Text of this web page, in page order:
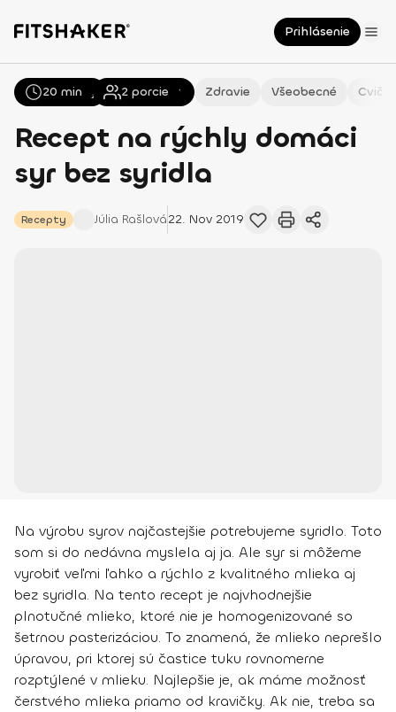
Prihlásenie
Všetky Recepty Zdravie Všeobecné
Recept na rýchly domáci
syr bez syridla
Recepty Júlia Rašlová22. Nov 2019
20 min 2 porcie
Na výrobu syrov najčastejšie potrebujeme syridlo. Toto
som si do nedávna myslela aj ja. Ale syr si môžeme
vyrobiť veľmi ľahko a rýchlo z kvalitného mlieka aj
bez syridla. Na tento recept je najvhodnejšie
plnotučné mlieko, ktoré nie je homogenizované so
šetrnou pasterizáciou. To znamená, že mlieko neprešlo
úpravou, pri ktorej sú častice tuku rovnomerne
rozptýlené v mlieku. Najlepšie je, ak máme možnosť
čerstvého mlieka priamo od kravičky. Ak nie, treba sa